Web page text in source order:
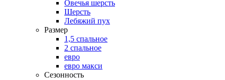
Овечья шерсть
Шерсть
Лебяжий пух
Размер
1,5 спальное
2 спальное
евро
евро макси
Сезонность